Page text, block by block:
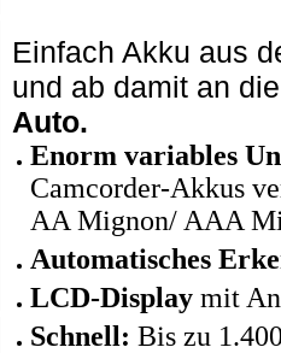
Einfach Akku aus
und ab damit an
Auto.
Enorm variables
Camcorder-Akkus
AA Mignon/ AAA
Automatisches
LCD-Display mit
Schnell: Bis zu